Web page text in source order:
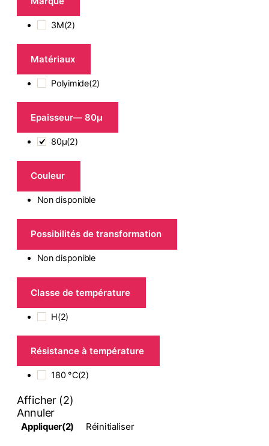
3M(2)
Matériaux
Polyimide(2)
Epaisseur— 80µ
80µ(2)
Couleur
Non disponible
Possibilités de transformation
Non disponible
Classe de température
H(2)
Résistance à température
180 °C(2)
Afficher (2)
Annuler
Appliquer(2) Réinitialiser